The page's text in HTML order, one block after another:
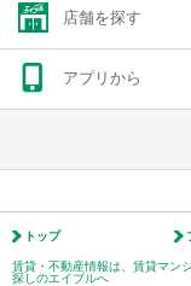
店舗を探す
アプリから
トップ
賃貸・不動産情報は、賃貸マン
探しのエイブルへ